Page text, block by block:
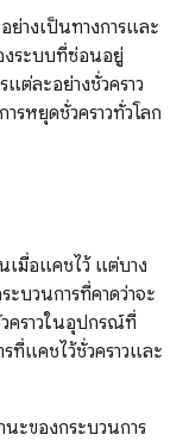
ย่างเป็นทางการและ
งระบบที่ซ่อนอยู่
ต่ละอย่างชั่วคราว
รหยุดชั่วคราวทั่วโลก
เมื่อแคชไว้ แต่บาง
บวนการที่คาดว่าจะ
คราวในอุปกรณ์ที่
ที่แคชไว้ชั่วคราวและ
ะของกระบวนการ